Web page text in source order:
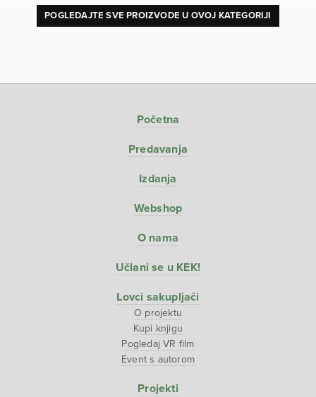
POGLEDAJTE SVE PROIZVODE U OVOJ KATEGORIJI
Početna
Predavanja
Izdanja
Webshop
O nama
Učlani se u KEK!
Lovci sakupljači
O projektu
Kupi knjigu
Pogledaj VR film
Event s autorom
Projekti